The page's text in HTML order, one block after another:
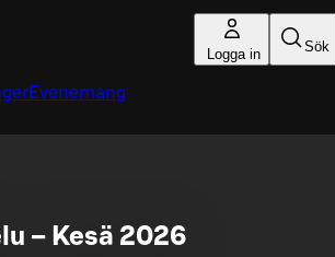
Logga in Sök
Evenemang
– Kesä 2026